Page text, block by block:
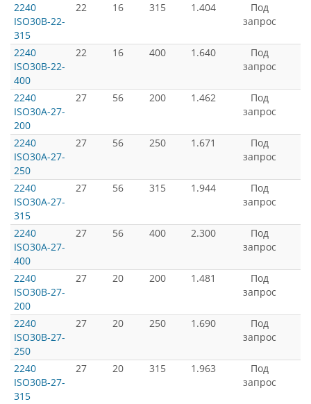
2240
ISO30B-22-
315
22 16 315 1.404
Под
запрос
2240
ISO30B-22-
400
22 16 400 1.640
Под
запрос
2240
ISO30A-27-
200
27 56 200 1.462
Под
запрос
2240
ISO30A-27-
250
27 56 250 1.671
Под
запрос
2240
ISO30A-27-
315
27 56 315 1.944
Под
запрос
2240
ISO30A-27-
400
27 56 400 2.300
Под
запрос
2240
ISO30B-27-
200
27 20 200 1.481
Под
запрос
2240
ISO30B-27-
250
27 20 250 1.690
Под
запрос
2240
ISO30B-27-
315
27 20 315 1.963
Под
запрос